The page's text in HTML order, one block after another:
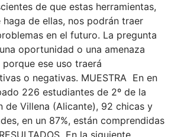
de que estas herramientas,
haga de ellas, nos podrán traer
en el futuro. La pregunta
oportunidad o una amenaza
ese uso traerá
o negativas. MUESTRA En en
226 estudiantes de 2º de la
de Villena (Alicante), 92 chicas y
en un 87%, están comprendidas
En la siguiente